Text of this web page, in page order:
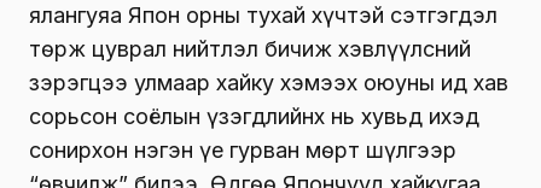
ялангуяа Япон орны тухай хүчтэй сэтгэгдэл
төрж цуврал нийтлэл бичиж хэвлүүлсний
зэрэгцээ улмаар хайку хэмээх оюуны ид хав
сорьсон соёлын үзэгдлийнх нь хувьд ихэд
сонирхон нэгэн үе гурван мөрт шүлгээр